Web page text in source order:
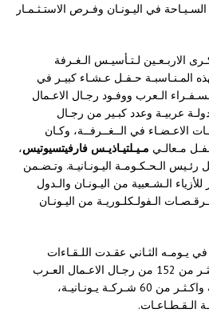
في اليـونـان وفـرص الاستـثـمـار
الاربـعـين لـتـأسيـس الـغـرفة
المـنـاسبـة حـفـل عـشـاء كبيـر في
الـعرب ووفـود رجـال الاعـمال
من اكـثـر من 15 دولـة عربيـة وعدد كبـير من رجـال
الاعـضـاء في الــغــرفــة، وكـان
مـعالـي مـيـلتيـاذيـس فارفيتسيوتيس،
الـحـكـومـة اليـونـانيـة. وتـضـمن
الـشـعبية من اليـونـان والـدول
الـفولـكلـوريـة من اليـونـان
في يـومـه الثـاني عقـدت اللـقـاءات
الثـنـائيـة التي اشتـرك بـهـا اكثـر من 152 من رجـال الاعـمال العـرب
مُـمَثـليـن من 11 دولـة عربيـة واكـثـر من 60 شـركـة يـونـانيـة،
الـقـطـاعـات.